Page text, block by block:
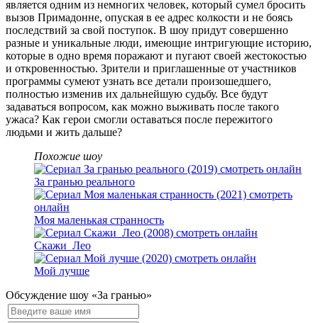
является одним из немногих человек, который сумел бросить
вызов Примадонне, опуская в ее адрес колкости и не боясь
последствий за свой поступок. В шоу придут совершенно
разные и уникальные люди, имеющие интригующие историю,
которые в одно время поражают и пугают своей жестокостью
и откровенностью. Зрители и приглашенные от участников
программы сумеют узнать все детали произошедшего,
полностью изменив их дальнейшую судьбу. Все будут
задаваться вопросом, как можно выживать после такого
ужаса? Как герои смогли оставаться после пережитого
людьми и жить дальше?
Похожие шоу
За гранью реального
Моя маленькая странность
Скажи_Лео
Мой лучше
Обсуждение шоу «За гранью»